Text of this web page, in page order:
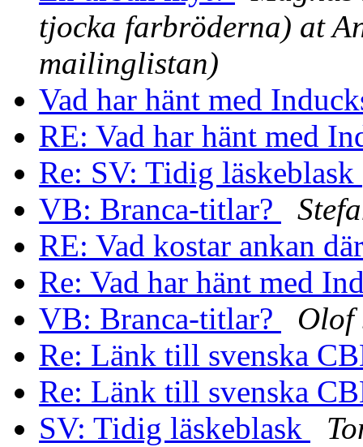
tjocka farbröderna) at
mailinglistan)
Vad har hänt med
RE: Vad har hänt med
Re: SV: Tidig läskeblask
VB: Branca-titlar?
RE: Vad kostar ankan
Re: Vad har hänt med
VB: Branca-titlar?
Olof
Re: Länk till svenska
Re: Länk till svenska
SV: Tidig läskeblask